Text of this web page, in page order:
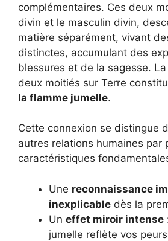
complémentaires. Ces deux
divin et le masculin divin,
matière séparément, vivant
distinctes, accumulant des
blessures et de la sagesse.
deux moitiés sur Terre
la flamme jumelle.
Cette connexion se distingue
autres relations humaines par
caractéristiques
Une reconnaissance
inexplicable dès la
Un effet miroir intense
jumelle reflète vos